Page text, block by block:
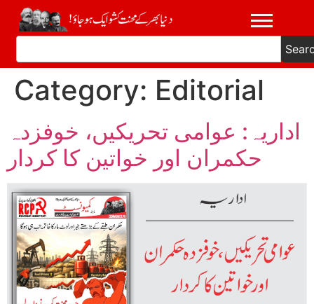
Category: Editorial
اداریہ: عوامی تحریکیں، خوفزدہ
حکمران اور خواتین کا کردار